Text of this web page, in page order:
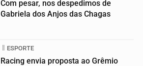
Com pesar, nos despedimos de
Gabriela dos Anjos das Chagas
ESPORTE
Racing envia proposta ao Grêmio